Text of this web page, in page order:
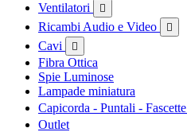
Ventilatori 
Ricambi Audio e Video 
Cavi 
Fibra Ottica
Spie Luminose
Lampade miniatura
Capicorda - Puntali - Fascette
Outlet